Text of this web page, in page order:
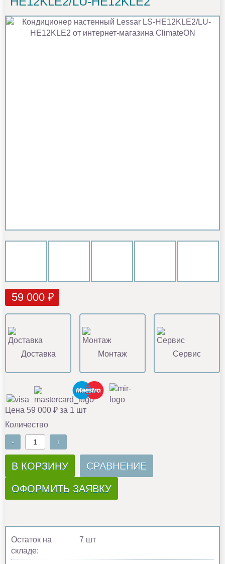
59 000 ₽
Доставка Монтаж Сервис
Цена 59 000 ₽ за 1 шт
Количество
- +
В КОРЗИНУ СРАВНЕНИЕ
ОФОРМИТЬ ЗАЯВКУ
Остаток на
складе:
7 шт